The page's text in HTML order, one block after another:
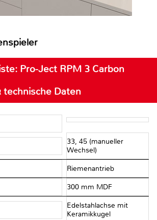
Pro-Ject RPM 3 Carbon
Daten
33, 45 (manueller
Wechsel)
Riemenantrieb
300 mm MDF
Edelstahlachse mit
Keramikkugel